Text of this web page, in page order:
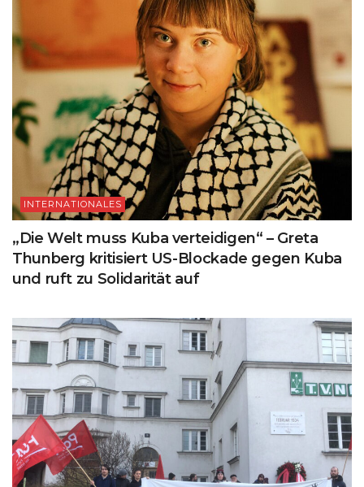
INTERNATIONALES
„Die Welt muss Kuba verteidigen“ – Greta
Thunberg kritisiert US-Blockade gegen Kuba
und ruft zu Solidarität auf